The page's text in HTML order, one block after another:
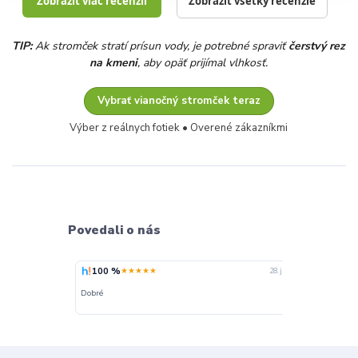
TIP:Ak stromček stratí prísun vody, je potrebné spraviťčerstvý rez
na kmeni, aby opäť prijímal vlhkosť.
Vybrať vianočný stromček teraz
Výber z reálnych fotiek • Overené zákazníkmi
Povedali o nás
100 %★★★★★ 28. júla
Dobré